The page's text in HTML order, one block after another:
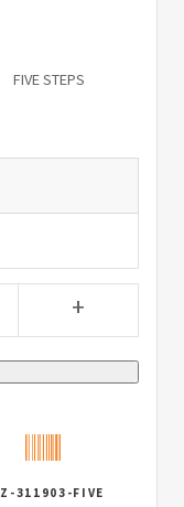
FIVE STEPS
+
311903-FIVE